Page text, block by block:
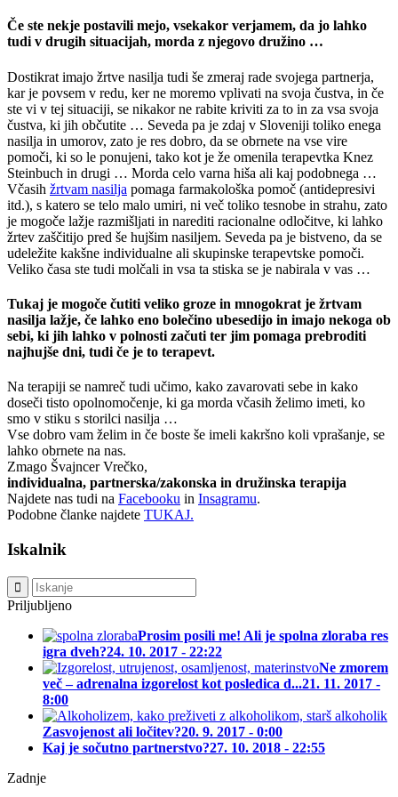
Če ste nekje postavili mejo, vsekakor verjamem, da jo lahko
tudi v drugih situacijah, morda z njegovo družino …
Dostikrat imajo žrtve nasilja tudi še zmeraj rade svojega partnerja,
kar je povsem v redu, ker ne moremo vplivati na svoja čustva, in če
ste vi v tej situaciji, se nikakor ne rabite kriviti za to in za vsa svoja
čustva, ki jih občutite … Seveda pa je zdaj v Sloveniji toliko enega
nasilja in umorov, zato je res dobro, da se obrnete na vse vire
pomoči, ki so le ponujeni, tako kot je že omenila terapevtka Knez
Steinbuch in drugi … Morda celo varna hiša ali kaj podobnega …
Včasih žrtvam nasilja pomaga farmakološka pomoč (antidepresivi
itd.), s katero se telo malo umiri, ni več toliko tesnobe in strahu, zato
je mogoče lažje razmišljati in narediti racionalne odločitve, ki lahko
žrtev zaščitijo pred še hujšim nasiljem. Seveda pa je bistveno, da se
udeležite kakšne individualne ali skupinske terapevtske pomoči.
Veliko časa ste tudi molčali in vsa ta stiska se je nabirala v vas …
Tukaj je mogoče čutiti veliko groze in mnogokrat je žrtvam
nasilja lažje, če lahko eno bolečino ubesedijo in imajo nekoga ob
sebi, ki jih lahko v polnosti začuti ter jim pomaga prebroditi
najhujše dni, tudi če je to terapevt.
Na terapiji se namreč tudi učimo, kako zavarovati sebe in kako
doseči tisto opolnomočenje, ki ga morda včasih želimo imeti, ko
smo v stiku s storilci nasilja …
Vse dobro vam želim in če boste še imeli kakršno koli vprašanje, se
lahko obrnete na nas.
Zmago Švajncer Vrečko,
individualna, partnerska/zakonska in družinska terapija
Najdete nas tudi na Facebooku in Insagramu.
Podobne članke najdete TUKAJ.
Iskalnik
Priljubljeno
Prosim posili me! Ali je spolna zloraba res
igra dveh?24. 10. 2017 - 22:22
Ne zmorem
več – adrenalna izgorelost kot posledica d...21. 11. 2017 -
8:00
Zasvojenost ali ločitev?20. 9. 2017 - 0:00
Kaj je sočutno partnerstvo?27. 10. 2018 - 22:55
Zadnje